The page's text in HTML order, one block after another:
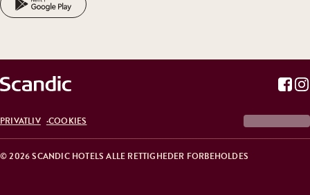
© 2026 SCANDIC HOTELS ALLE RETTIGHEDER FORBEHOLDES
PRIVATLIV COOKIES